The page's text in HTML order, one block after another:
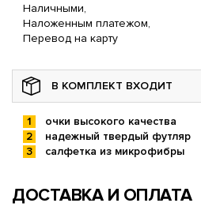
Наличными,
Наложенным платежом,
Перевод на карту
В КОМПЛЕКТ ВХОДИТ
очки высокого качества
надежный твердый футляр
салфетка из микрофибры
ДОСТАВКА И ОПЛАТА